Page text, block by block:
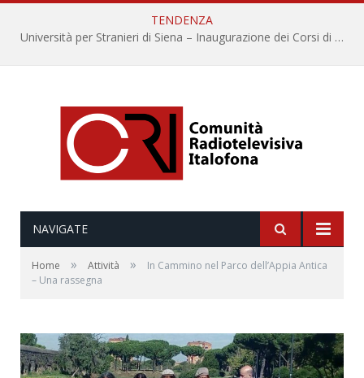
TENDENZA
Università per Stranieri di Siena – Inaugurazione dei Corsi di Lingua e Cultura Italiana, 109a annata
NAVIGATE
Home » Attività »
In Cammino nel Parco dell’Appia Antica
– Una rassegna